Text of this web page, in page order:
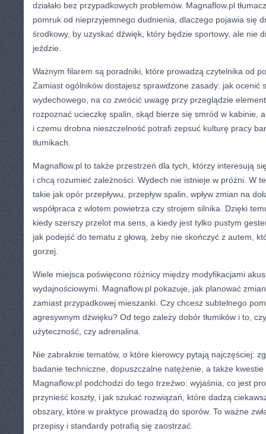
działało bez przypadkowych problemów. Magnaflow.pl
pomruk od nieprzyjemnego dudnienia, dlaczego pojawia się
środkowy, by uzyskać dźwięk, który będzie sportowy, ale nie
jeździe.
Ważnym filarem są poradniki, które prowadzą czytelnika od
Zamiast ogólników dostajesz sprawdzone zasady: jak ocenić
wydechowego, na co zwrócić uwagę przy przeglądzie
rozpoznać ucieczkę spalin, skąd bierze się smród w kabinie,
i czemu drobna nieszczelność potrafi zepsuć kulturę pracy
tłumikach.
Magnaflow.pl to także przestrzeń dla tych, którzy interesują
i chcą rozumieć zależności. Wydech nie istnieje w próżni. W
takie jak opór przepływu, przepływ spalin, wpływ zmian na
współpraca z wlotem powietrza czy strojem silnika. Dzięki
kiedy szerszy przelot ma sens, a kiedy jest tylko pustym
jak podejść do tematu z głową, żeby nie skończyć z autem,
gorzej.
Wiele miejsca poświęcono różnicy między modyfikacjami
wydajnościowymi. Magnaflow.pl pokazuje, jak planować
zamiast przypadkowej mieszanki. Czy chcesz subtelnego
agresywnym dźwięku? Od tego zależy dobór tłumików i to,
użyteczność, czy adrenalina.
Nie zabraknie tematów, o które kierowcy pytają najczęściej:
badanie techniczne, dopuszczalne natężenie, a także
Magnaflow.pl podchodzi do tego trzeźwo: wyjaśnia, co jest
przynieść koszty, i jak szukać rozwiązań, które dadzą
obszary, które w praktyce prowadzą do sporów. To ważne
przepisy i standardy potrafią się zaostrzać.